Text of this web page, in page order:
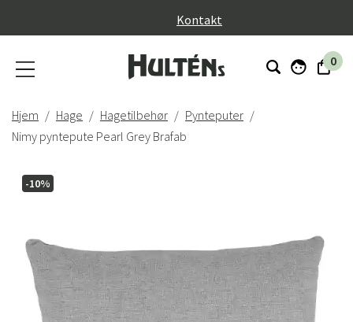
Kontakt
0
Hjem Hage Hagetilbehør
Pynteputer
Nimy pyntepute Pearl Grey Brafab
-10%